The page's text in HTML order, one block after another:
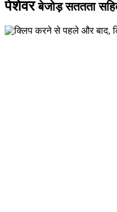
पेशेवरबेजोड़ सततता